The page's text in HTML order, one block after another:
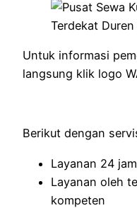
Untuk informasi
langsung klik logo
Berikut dengan
Layanan 24
Layanan oleh
kompeten